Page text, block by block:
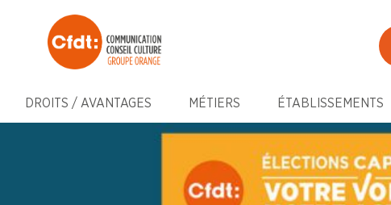
DROITS / AVANTAGES MÉTIERS ÉTABLISSEMENTS